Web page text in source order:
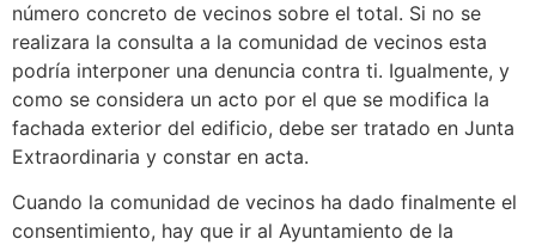
número concreto de vecinos sobre el total. Si no se
realizara la consulta a la comunidad de vecinos esta
podría interponer una denuncia contra ti. Igualmente, y
como se considera un acto por el que se modifica la
fachada exterior del edificio, debe ser tratado en Junta
Extraordinaria y constar en acta.
Cuando la comunidad de vecinos ha dado finalmente el
consentimiento, hay que ir al Ayuntamiento de la